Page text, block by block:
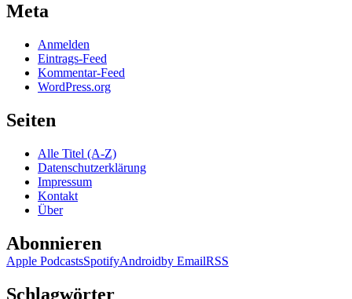
Meta
Anmelden
Eintrags-Feed
Kommentar-Feed
WordPress.org
Seiten
Alle Titel (A-Z)
Datenschutzerklärung
Impressum
Kontakt
Über
Abonnieren
Apple PodcastsSpotifyAndroidby EmailRSS
Schlagwörter